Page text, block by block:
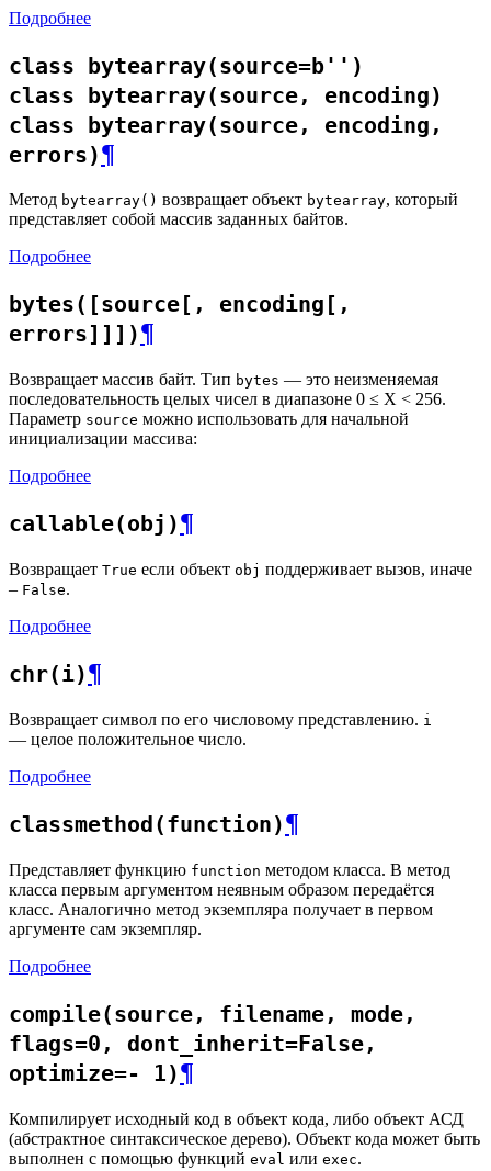
Подробнее
class bytearray(source=b'')
class bytearray(source, encoding)
class bytearray(source, encoding,
errors)¶
Метод bytearray() возвращает объект bytearray, который
представляет собой массив заданных байтов.
Подробнее
bytes([source[, encoding[,
errors]]])¶
Возвращает массив байт. Тип bytes — это неизменяемая
последовательность целых чисел в диапазоне 0 ≤ X < 256.
Параметр source можно использовать для начальной
инициализации массива:
Подробнее
callable(obj)¶
Возвращает True если объект obj поддерживает вызов, иначе
– False.
Подробнее
chr(i)¶
Возвращает символ по его числовому представлению. i
— целое положительное число.
Подробнее
classmethod(function)¶
Представляет функцию function методом класса. В метод
класса первым аргументом неявным образом передаётся
класс. Аналогично метод экземпляра получает в первом
аргументе сам экземпляр.
Подробнее
compile(source, filename, mode,
flags=0, dont_inherit=False,
optimize=- 1)¶
Компилирует исходный код в объект кода, либо объект АСД
(абстрактное синтаксическое дерево). Объект кода может быть
выполнен с помощью функций eval или exec.